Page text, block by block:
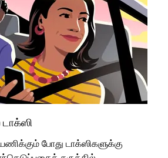
போது டாக்ஸிகளுக்கு